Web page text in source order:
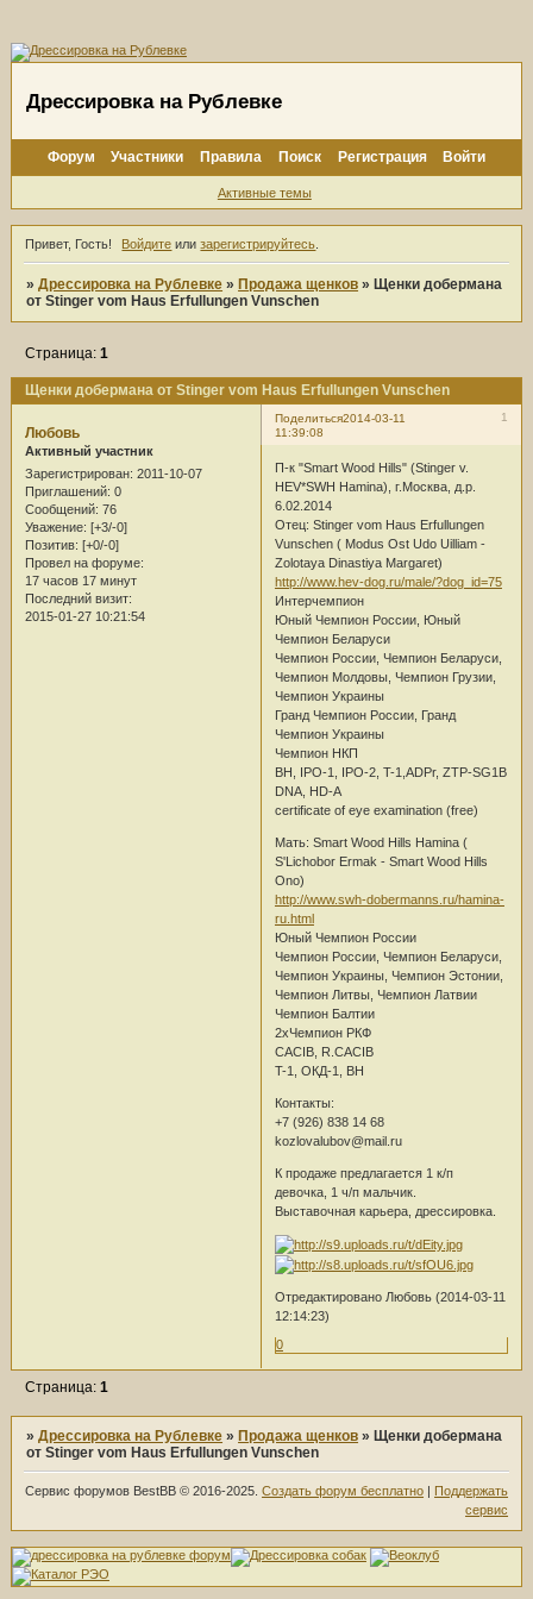
Дрессировка на Рублевке
Форум Участники Правила Поиск Регистрация Войти
Активные темы
Привет, Гость! Войдите илизарегистрируйтесь
»Дрессировка на Рублевке » Продажа щенков » Щенки добермана
от Stinger vom Haus Erfullungen Vunschen
Щенки добермана от Stinger vom Haus Erfullungen Vunschen
Страница:1
Поделиться 1
2014-03-11
11:39:08
Любовь
Активный участник
Зарегистрирован: 2011-10-07
Приглашений: 0
Сообщений: 76
Уважение: [+3/-0]
Позитив: [+0/-0]
Провел на форуме:
17 часов 17 минут
Последний визит:
2015-01-27 10:21:54
П-к "Smart Wood Hills" (Stinger v.
HEV*SWH Hamina), г.Москва, д.р.
6.02.2014
Отец: Stinger vom Haus Erfullungen
Vunschen ( Modus Ost Udo Uilliam -
Zolotaya Dinastiya Margaret)
http://www.hev-dog.ru/male/?dog_id=75
Интерчемпион
Юный Чемпион России, Юный
Чемпион Беларуси
Чемпион России, Чемпион Беларуси,
Чемпион Молдовы, Чемпион Грузии,
Чемпион Украины
Гранд Чемпион России, Гранд
Чемпион Украины
Чемпион НКП
BH, IPO-1, IPO-2, T-1,ADPr, ZTP-SG1B
DNA, HD-A
certificate of eye examination (free)
Мать: Smart Wood Hills Hamina (
S'Lichobor Ermak - Smart Wood Hills
Ono)
http://www.swh-dobermanns.ru/hamina-
ru.html
Юный Чемпион России
Чемпион России, Чемпион Беларуси,
Чемпион Украины, Чемпион Эстонии,
Чемпион Литвы, Чемпион Латвии
Чемпион Балтии
2хЧемпион РКФ
CACIB, R.CACIB
T-1, ОКД-1, ВН
Контакты:
+7 (926) 838 14 68
kozlovalubov@mail.ru
К продаже предлагается 1 к/п
девочка, 1 ч/п мальчик.
Выставочная карьера, дрессировка.
Отредактировано Любовь (2014-03-11
12:14:23)
0
Страница:1
»Дрессировка на Рублевке » Продажа щенков » Щенки добермана
от Stinger vom Haus Erfullungen Vunschen
Сервис форумов BestBB © 2016-2025.Создать форум бесплатно | Поддержать
сервис